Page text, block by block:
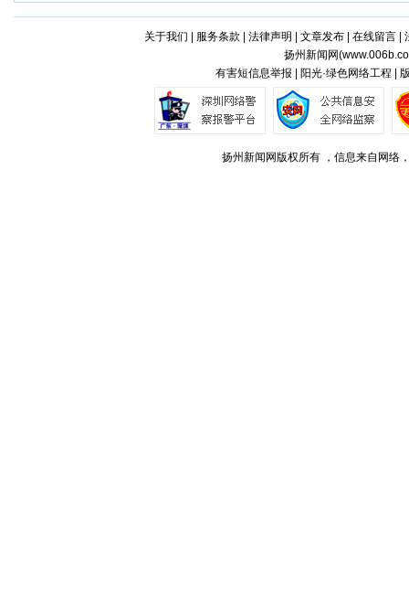
关于我们 服务条款 法律声明 文章发布| 在线留言|
扬州新闻网(
有害短信息举报 | 阳光·绿色网络工程 |
扬州新闻网版权所有 ，信息来自网络